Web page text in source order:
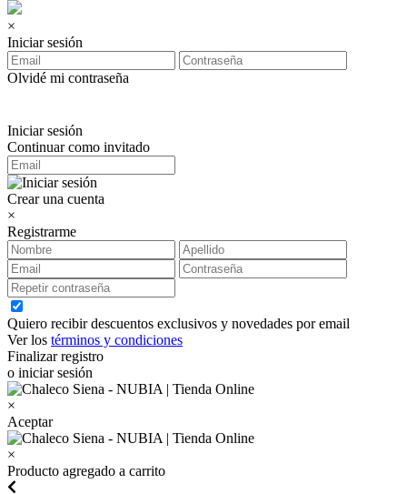
×
Iniciar sesión
Olvidé mi contraseña
Iniciar sesión
Continuar como invitado
Crear una cuenta
×
Registrarme
Quiero recibir descuentos exclusivos y novedades por email
Ver los términos y condiciones
Finalizar registro
o iniciar sesión
×
Aceptar
×
Producto agregado a carrito